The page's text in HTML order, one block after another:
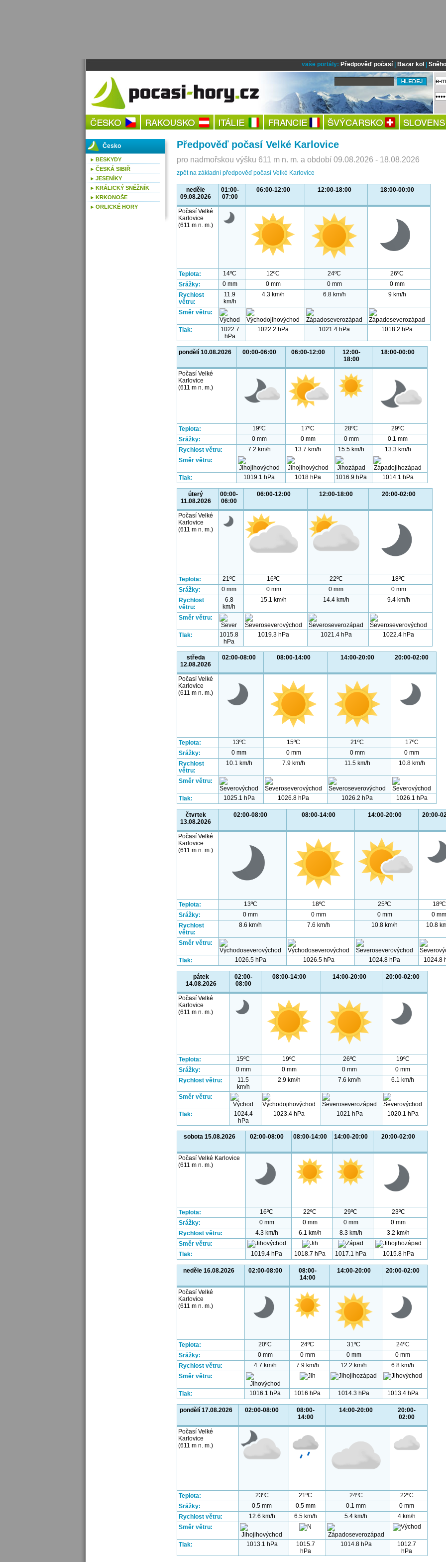
vaše portály: Předpověď počasí| Bazar kol
Předpověď počasí Velké Karlovice
pro nadmořskou výšku 611 m n. m. a období 09.08.2026 - 18.08.2026
zpět na základní předpověď počasí Velké Karlovice
neděle
09.08.2026
01:00-
07:00
06:00-12:00 12:00-18:00 18:00-00:00
Počasí Velké
Karlovice
(611 m n. m.)
Teplota: 14ºC 12ºC 24ºC
26ºC
Srážky:
0 mm 0 mm 0 mm
0 mm
Rychlost
větru:
11.9
km/h
4.3 km/h 6.8 km/h 9 km/h
Směr větru:
Tlak:
1022.7
hPa
1022.2 hPa 1021.4 hPa 1018.2 hPa
pondělí 10.08.2026 00:00-06:00 06:00-12:00
12:00-
18:00
18:00-00:00
Počasí Velké
Karlovice
(611 m n. m.)
Teplota: 19ºC 17ºC 28ºC
29ºC
Srážky:
0 mm 0 mm 0 mm
0.1 mm
Rychlost větru:
7.2 km/h 13.7 km/h 15.5 km/h
13.3 km/h
Směr větru:
Tlak: 1019.1 hPa 1018 hPa 1016.9 hPa 1014.1 hPa
úterý
11.08.2026
00:00-
06:00
06:00-12:00 12:00-18:00 20:00-02:00
Počasí Velké
Karlovice
(611 m n. m.)
Teplota: 21ºC 16ºC 22ºC
18ºC
Srážky:
0 mm 0 mm 0 mm
0 mm
Rychlost
větru:
6.8
km/h
15.1 km/h 14.4 km/h 9.4 km/h
Směr větru:
Tlak:
1015.8
hPa
1019.3 hPa 1021.4 hPa 1022.4 hPa
středa
12.08.2026
02:00-08:00 08:00-14:00 14:00-20:00 20:00-02:00
Počasí Velké
Karlovice
(611 m n. m.)
Teplota: 13ºC 15ºC 21ºC
17ºC
Srážky:
0 mm 0 mm 0 mm
0 mm
Rychlost
větru:
10.1 km/h 7.9 km/h 11.5 km/h 10.8 km/h
Směr větru:
Tlak: 1025.1 hPa 1026.8 hPa 1026.2 hPa 1026.1 hPa
čtvrtek
13.08.2026
02:00-08:00 08:00-14:00 14:00-20:00 20:00-
Počasí Velké
Karlovice
(611 m n. m.)
Teplota: 13ºC 18ºC 25ºC
18ºC
Srážky:
0 mm 0 mm 0 mm
0 mm
Rychlost
větru:
8.6 km/h 7.6 km/h 10.8 km/h 10.8
Směr větru:
Tlak: 1026.5 hPa 1026.5 hPa 1024.8 hPa 1024.8
pátek
14.08.2026
02:00-
08:00
08:00-14:00 14:00-20:00 20:00-02:00
Počasí Velké
Karlovice
(611 m n. m.)
Teplota: 15ºC 19ºC 26ºC
19ºC
Srážky:
0 mm 0 mm 0 mm
0 mm
Rychlost větru:
11.5
km/h
2.9 km/h 7.6 km/h 6.1 km/h
Směr větru:
Tlak:
1024.4
hPa
1023.4 hPa 1021 hPa 1020.1 hPa
sobota 15.08.2026 02:00-08:00 08:00-14:00 14:00-20:00 20:00-02:00
Počasí Velké Karlovice
(611 m n. m.)
Teplota: 16ºC 22ºC 29ºC
23ºC
Srážky:
0 mm 0 mm 0 mm
0 mm
Rychlost větru:
4.3 km/h 6.1 km/h 8.3 km/h
3.2 km/h
Směr větru:
Tlak:
1019.4 hPa 1018.7 hPa 1017.1 hPa 1015.8 hPa
neděle 16.08.2026 02:00-08:00
08:00-
14:00
14:00-20:00 20:00-02:00
Počasí Velké
Karlovice
(611 m n. m.)
Teplota: 20ºC 24ºC 31ºC
24ºC
Srážky:
0 mm 0 mm 0 mm
0 mm
Rychlost větru:
4.7 km/h 7.9 km/h 12.2 km/h
6.8 km/h
Směr větru:
Tlak: 1016.1 hPa 1016 hPa 1014.3 hPa 1013.4 hPa
pondělí 17.08.2026 02:00-08:00
08:00-
14:00
14:00-20:00
20:00-
02:00
Počasí Velké
Karlovice
(611 m n. m.)
Teplota: 23ºC 21ºC 24ºC
22ºC
Srážky:
0.5 mm 0.5 mm 0.1 mm
0 mm
Rychlost větru:
12.6 km/h 6.5 km/h 5.4 km/h
4 km/h
Směr větru:
Tlak: 1013.1 hPa
1015.7
hPa
1014.8 hPa
1012.7
hPa
Česko
BESKYDY
ČESKÁ SIBIŘ
JESENÍKY
KRÁLICKÝ SNĚŽNÍK
KRKONOŠE
ORLICKÉ HORY